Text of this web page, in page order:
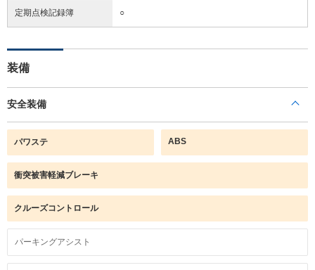
定期点検記録簿 ○
装備
安全装備
パワステ ABS
衝突被害軽減ブレーキ
クルーズコントロール
パーキングアシスト